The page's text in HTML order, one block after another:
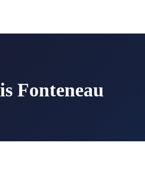
Fonteneau